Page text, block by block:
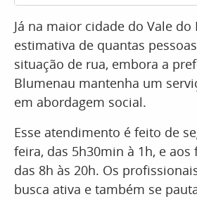
Já na maior cidade do Vale
estimativa de quantas
situação de rua, embora a
Blumenau mantenha um
em abordagem social.
Esse atendimento é feito de
feira, das 5h30min à 1h, e aos
das 8h às 20h. Os
busca ativa e também se